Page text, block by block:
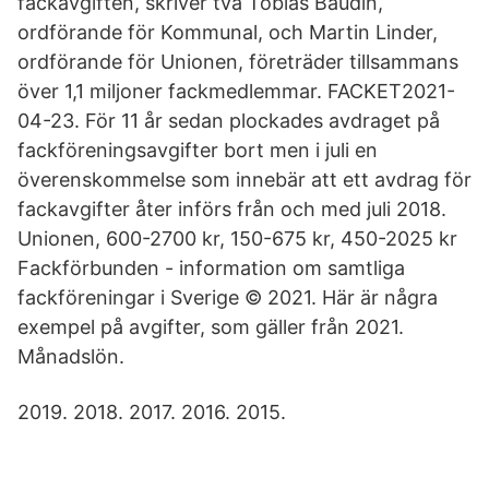
ordförande för Kommunal, och Martin Linder,
ordförande för Unionen, företräder tillsammans
över 1,1 miljoner fackmedlemmar. FACKET2021-
04-23. För 11 år sedan plockades avdraget på
fackföreningsavgifter bort men i juli en
överenskommelse som innebär att ett avdrag för
fackavgifter åter införs från och med juli 2018.
Unionen, 600-2700 kr, 150-675 kr, 450-2025 kr
Fackförbunden - information om samtliga
fackföreningar i Sverige © 2021. Här är några
exempel på avgifter, som gäller från 2021.
Månadslön.
2019. 2018. 2017. 2016. 2015.